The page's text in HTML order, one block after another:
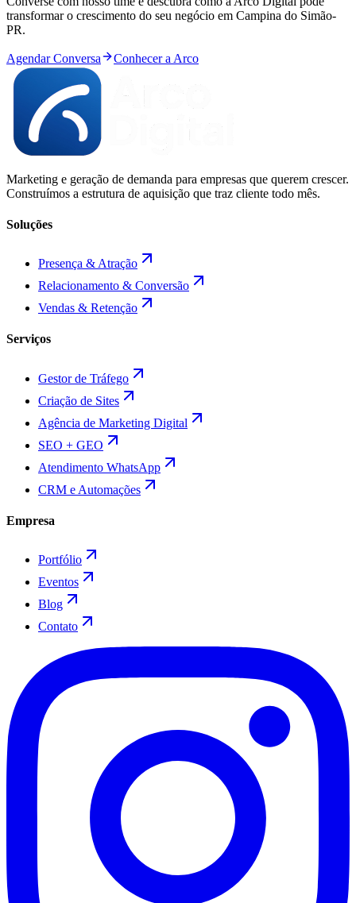
transformar o crescimento do seu negócio em Campina do Simão-
PR.
Agendar Conversa Conhecer a Arco
Marketing e geração de demanda para empresas que querem crescer.
Construímos a estrutura de aquisição que traz cliente todo mês.
Soluções
Presença & Atração
Relacionamento & Conversão
Vendas & Retenção
Serviços
Gestor de Tráfego
Criação de Sites
Agência de Marketing Digital
SEO + GEO
Atendimento WhatsApp
CRM e Automações
Empresa
Portfólio
Eventos
Blog
Contato